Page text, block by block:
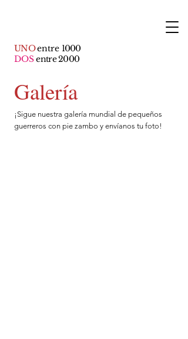
UNOentre 1000
DOSentre 2000
Galería
¡Sigue nuestra galería mundial de pequeños
guerreros con pie zambo y envíanos tu foto!